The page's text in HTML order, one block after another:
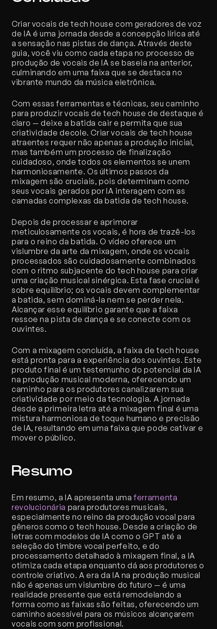
Criar vocais de tech house com geradores de voz
de IA é uma jornada desde a concepção lírica até
a sensação nas pistas de dança. Através deste
guia, você viu como cada etapa no processo de
produção de vocais de IA se baseia na anterior,
culminando em uma faixa que se destaca no
vibrante mundo da música eletrônica.
Com essas ferramentas e técnicas, seu caminho
para produzir vocais de tech house de destaque é
claro — deixe a batida cair e permita que sua
criatividade decole. Criar vocais de tech house
atraentes requer não apenas a produção inicial,
mas também um processo de finalização
cuidadoso, onde todos os elementos se unem
harmoniosamente. Os últimos passos da
mixagem são cruciais, pois determinam como
seus vocais gerados por IA interagem com as
camadas complexas da batida de tech house.
Depois de processar e aprimorar
meticulosamente os vocais, é hora de trazê-los
para o reino da batida. O vídeo oferece um
vislumbre da arte da mixagem, onde os vocais
processados são cuidadosamente combinados
com o ritmo subjacente do tech house para criar
uma criação musical sinérgica. Esta fase crucial é
sobre equilíbrio; os vocais devem complementar
a batida, sem dominá-la nem se perder nela.
Alcançar esse equilíbrio garante que a faixa
ressoe na pista de dança e se conecte com os
ouvintes.
Com a mixagem concluída, a faixa de tech house
está pronta para a experiência dos ouvintes. Este
produto final é um testemunho do potencial da IA
na produção musical moderna, oferecendo um
caminho para os produtores canalizarem sua
criatividade por meio da tecnologia. A jornada
desde a primeira letra até a mixagem final é uma
mistura harmoniosa de toque humano e precisão
de IA, resultando em uma faixa que pode cativar e
mover o público.
Resumo
Em resumo, a IA apresenta uma ferramenta
revolucionária para produtores musicais,
especialmente no reino da produção vocal para
gêneros como o tech house. Desde a criação de
letras com modelos de IA como o GPT até a
seleção do timbre vocal perfeito, e do
processamento detalhado à mixagem final, a IA
otimiza cada etapa enquanto dá aos produtores o
controle criativo. A era da IA na produção musical
não é apenas um vislumbre do futuro — é uma
realidade presente que está remodelando a
forma como as faixas são feitas, oferecendo um
caminho acessível para os músicos alcançarem
vocais com som profissional.